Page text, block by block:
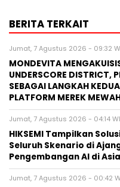
BERITA TERKAIT
Jumat, 7 Agustus 2026 - 09:32
MONDEVITA
UNDERSCORE DISTRICT,
SEBAGAI LANGKAH
PLATFORM MEREK
Jumat, 7 Agustus 2026 - 04:14
HIKSEMI Tampilkan
Seluruh Skenario di
Pengembangan AI di
Jumat, 7 Agustus 2026 - 00:42